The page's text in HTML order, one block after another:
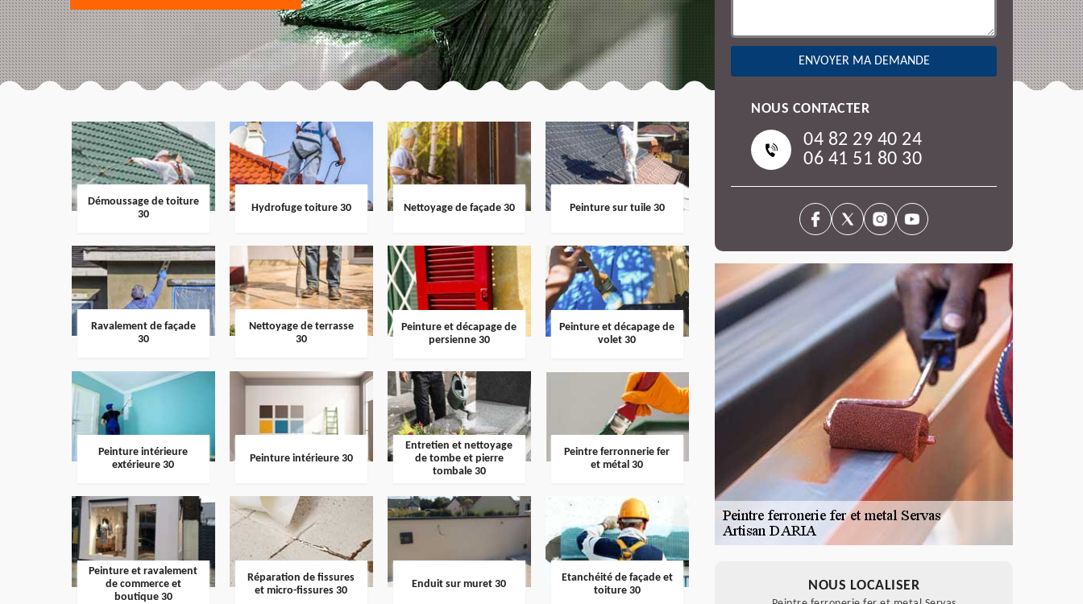
Démoussage de toiture
30
Hydrofuge toiture 30 Nettoyage de façade 30 Peinture sur tuile 30
Ravalement de façade
30
Nettoyage de terrasse
30
Peinture et décapage de
persienne 30
Peinture et décapage de
volet 30
Peinture intérieure
extérieure 30
Peinture intérieure 30
Entretien et nettoyage
de tombe et pierre
tombale 30
Peintre ferronnerie fer
et métal 30
Peinture et ravalement
de commerce et
boutique 30
Réparation de fissures
et micro-fissures 30
Enduit sur muret 30
Etanchéité de façade et
toiture 30
NOUS CONTACTER
04 82 29 40 24
06 41 51 80 30
NOUS LOCALISER